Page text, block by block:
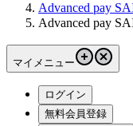
Advanced pay
Advanced pay
マイメニュー
ログイン
無料会員登録